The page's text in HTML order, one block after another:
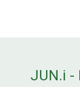
JUN.i -